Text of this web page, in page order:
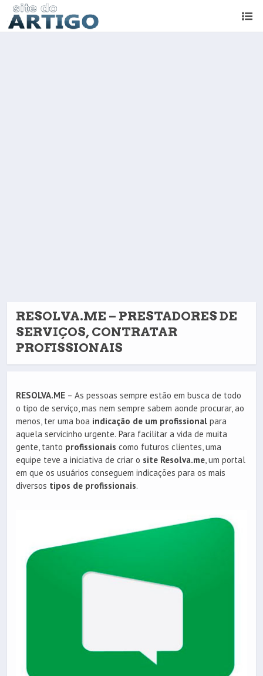
RESOLVA.ME – PRESTADORES DE
SERVIÇOS, CONTRATAR
PROFISSIONAIS
RESOLVA.ME – As pessoas sempre estão em busca de todo
o tipo de serviço, mas nem sempre sabem aonde procurar, ao
menos, ter uma boa indicação de um profissional para
aquela servicinho urgente. Para facilitar a vida de muita
gente, tanto profissionais como futuros clientes, uma
equipe teve a iniciativa de criar o site Resolva.me, um portal
em que os usuários conseguem indicações para os mais
diversos tipos de profissionais.